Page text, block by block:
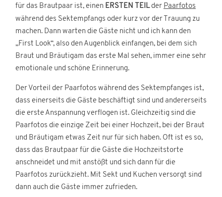
für das Brautpaar ist, einen ERSTEN TEILder Paarfotos
während des Sektempfangs oder kurz vor der Trauung zu
machen. Dann warten die Gäste nicht und ich kann den
„First Look“, also den Augenblick einfangen, bei dem sich
Braut und Bräutigam das erste Mal sehen, immer eine sehr
emotionale und schöne Erinnerung.
Der Vorteil der Paarfotos während des Sektempfanges ist,
dass einerseits die Gäste beschäftigt sind und andererseits
die erste Anspannung verflogen ist. Gleichzeitig sind die
Paarfotos die einzige Zeit bei einer Hochzeit, bei der Braut
und Bräutigam etwas Zeit nur für sich haben. Oft ist es so,
dass das Brautpaar für die Gäste die Hochzeitstorte
anschneidet und mit anstößt und sich dann für die
Paarfotos zurückzieht. Mit Sekt und Kuchen versorgt sind
dann auch die Gäste immer zufrieden.